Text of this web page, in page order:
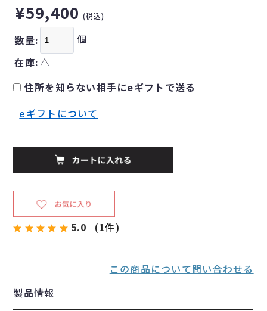
¥59,400 (税込)
数量:
個
在庫: △
住所を知らない相手にeギフトで送る
eギフトについて
5.0 (1件)
この商品について問い合わせる
製品情報